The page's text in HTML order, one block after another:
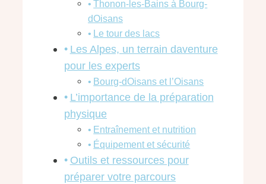
Thonon-les-Bains à Bourg-
dOisans
Le tour des lacs
Les Alpes, un terrain daventure
pour les experts
Bourg-dOisans et l’Oisans
L’importance de la préparation
physique
Entraînement et nutrition
Équipement et sécurité
Outils et ressources pour
préparer votre parcours